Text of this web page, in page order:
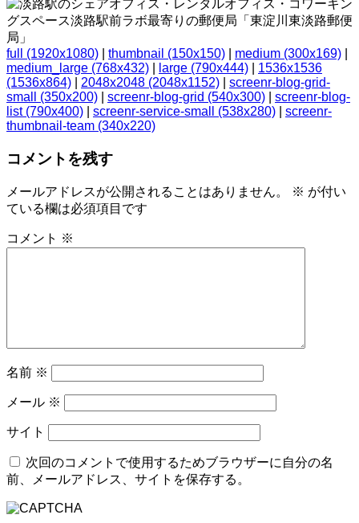
full (1920x1080) thumbnail (150x150) medium (300x169)
medium_large (768x432)
large (790x444)
1536x1536
(1536x864)
2048x2048 (2048x1152)
screenr-blog-grid-
small (350x200)
screenr-blog-grid (540x300)
screenr-blog-
list (790x400)
screenr-service-small (538x280)
screenr-
thumbnail-team (340x220)
コメントを残す
メールアドレスが公開されることはありません。 ※ が付い
ている欄は必須項目です
コメント ※
名前 ※
メール ※
サイト
次回のコメントで使用するためブラウザーに自分の名
前、メールアドレス、サイトを保存する。